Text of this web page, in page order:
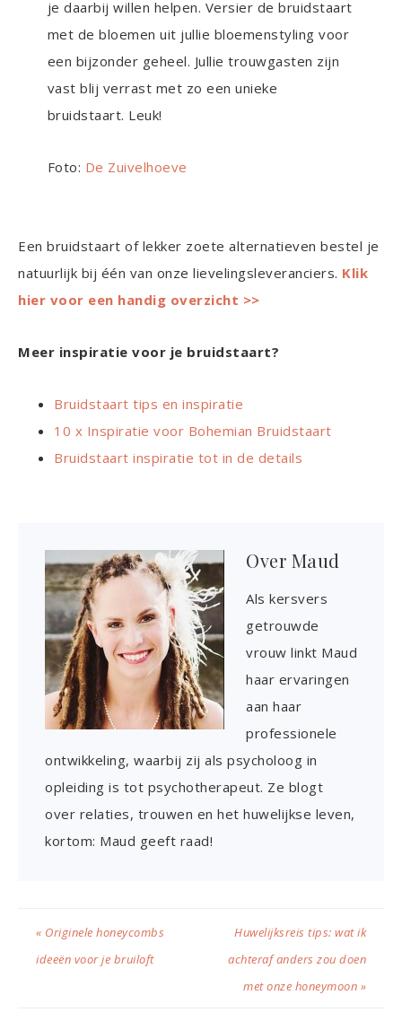
je daarbij willen helpen. Versier de bruidstaart
met de bloemen uit jullie bloemenstyling voor
een bijzonder geheel. Jullie trouwgasten zijn
vast blij verrast met zo een unieke
bruidstaart. Leuk!
Foto: De Zuivelhoeve
Een bruidstaart of lekker zoete alternatieven bestel je
natuurlijk bij één van onze lievelingsleveranciers. Klik
hier voor een handig overzicht >>
Meer inspiratie voor je bruidstaart?
Bruidstaart tips en inspiratie
10 x Inspiratie voor Bohemian Bruidstaart
Bruidstaart inspiratie tot in de details
Over Maud
Als kersvers
getrouwde
vrouw linkt Maud
haar ervaringen
aan haar
professionele
ontwikkeling, waarbij zij als psycholoog in
opleiding is tot psychotherapeut. Ze blogt
over relaties, trouwen en het huwelijkse leven,
kortom: Maud geeft raad!
« Originele honeycombs
ideeën voor je bruiloft
Huwelijksreis tips: wat ik
achteraf anders zou doen
met onze honeymoon »